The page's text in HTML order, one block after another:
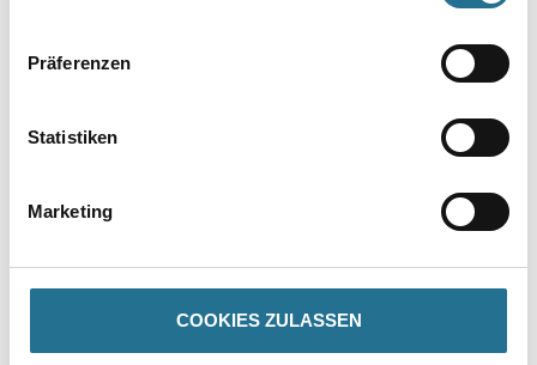
Präferenzen
Statistiken
Marketing
COOKIES ZULASSEN
- Wasserfest
- Überstreichbar
- Überragende Qualität
- Flexibel